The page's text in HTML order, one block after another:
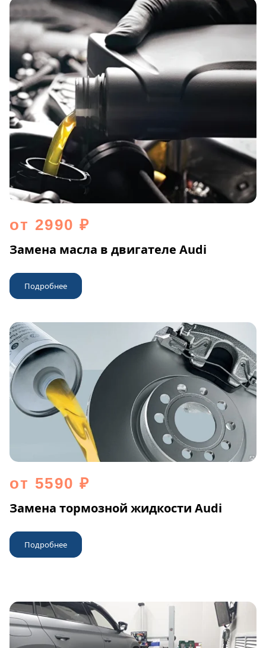
от 2990 ₽
Замена масла в двигателе Audi
Подробнее
от 5590 ₽
Замена тормозной жидкости Audi
Подробнее